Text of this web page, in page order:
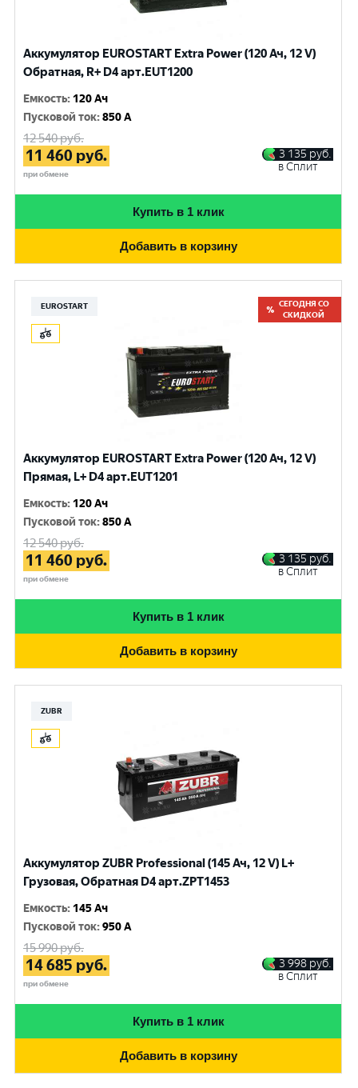
Аккумулятор EUROSTART Extra Power (120 Ач, 12 V)
Обратная, R+ D4 арт.EUT1200
Емкость: 120 Ач
Пусковой ток:850 A
12 540руб.
11 460 руб.
при обмене
3 135 руб.
в Сплит
Купить в 1 клик
Добавить в корзину
EUROSTART
СЕГОДНЯ СО
СКИДКОЙ
Аккумулятор EUROSTART Extra Power (120 Ач, 12 V)
Прямая, L+ D4 арт.EUT1201
Емкость: 120 Ач
Пусковой ток:850 A
12 540руб.
11 460 руб.
при обмене
3 135 руб.
в Сплит
Купить в 1 клик
Добавить в корзину
ZUBR
Аккумулятор ZUBR Professional (145 Ач, 12 V) L+
Грузовая, Обратная D4 арт.ZPT1453
Емкость: 145 Ач
Пусковой ток:950 A
15 990руб.
14 685 руб.
при обмене
3 998 руб.
в Сплит
Купить в 1 клик
Добавить в корзину